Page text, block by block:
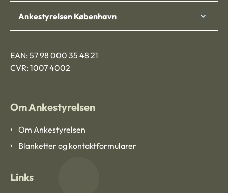
Ankestyrelsen København
EAN: 57 98 000 35 48 21
CVR: 1007 4002
Om Ankestyrelsen
Om Ankestyrelsen
Blanketter og kontaktformularer
Links